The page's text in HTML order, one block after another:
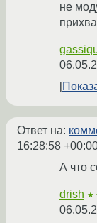
не
Ответ на:
16:28:58
А что
drish